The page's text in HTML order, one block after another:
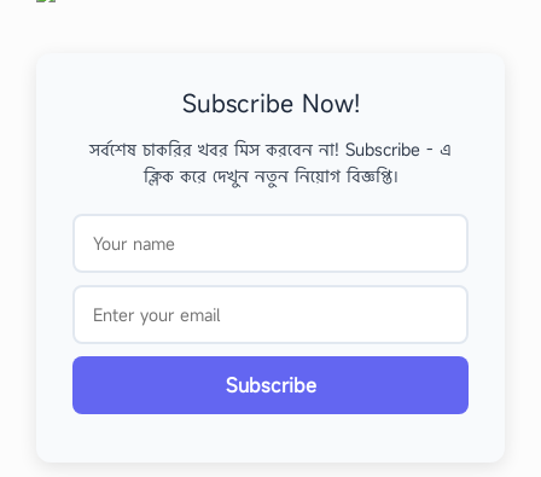
Subscribe Now!
সর্বশেষ চাকরির খবর মিস করবেন না! Subscribe - এ
ক্লিক করে দেখুন নতুন নিয়োগ বিজ্ঞপ্তি।
Subscribe